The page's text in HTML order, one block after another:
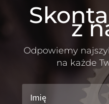
z
Odpowiemy
na każde